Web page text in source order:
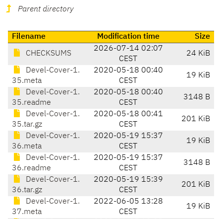
Parent directory
Filename Modification time Size
CHECKSUMS
2026-07-14 02:07
CEST
24 KiB
Devel-Cover-1.
35.meta
2020-05-18 00:40
CEST
19 KiB
Devel-Cover-1.
35.readme
2020-05-18 00:40
CEST
3148 B
Devel-Cover-1.
35.tar.gz
2020-05-18 00:41
CEST
201 KiB
Devel-Cover-1.
36.meta
2020-05-19 15:37
CEST
19 KiB
Devel-Cover-1.
36.readme
2020-05-19 15:37
CEST
3148 B
Devel-Cover-1.
36.tar.gz
2020-05-19 15:39
CEST
201 KiB
Devel-Cover-1.
37.meta
2022-06-05 13:28
CEST
19 KiB